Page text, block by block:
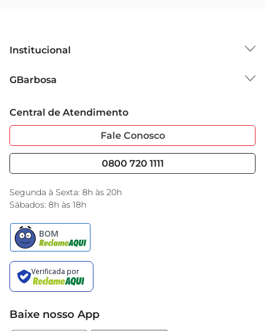
Institucional
Grupo Cencosud
Sobre Privacidade
Portal do Fornecedo
Nossas Lojas
GBarbosa
Garantia Estendida
Serviços
Black Friday
Encarte do Dia
Central de Atendimento
Fale Conosco
0800 720 1111
Segunda à Sexta: 8h às 20h
Sábados: 8h às 18h
Baixe nosso App